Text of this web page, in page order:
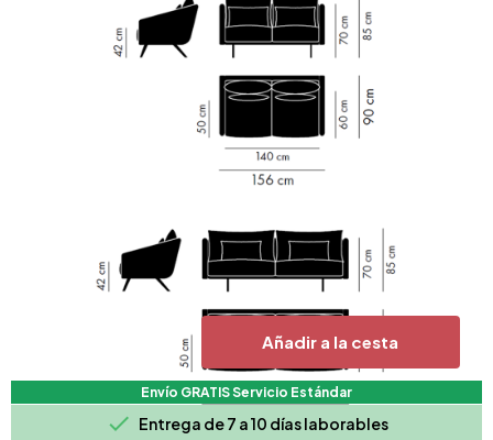
Añadir a la cesta
Envío GRATIS Servicio Estándar
 Entrega de 7 a 10 días laborables